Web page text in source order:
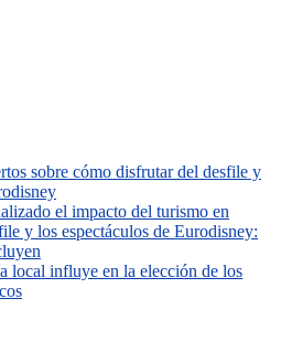
sobre cómo disfrutar del desfile y
el impacto del turismo en
y los espectáculos de Eurodisney:
local influye en la elección de los